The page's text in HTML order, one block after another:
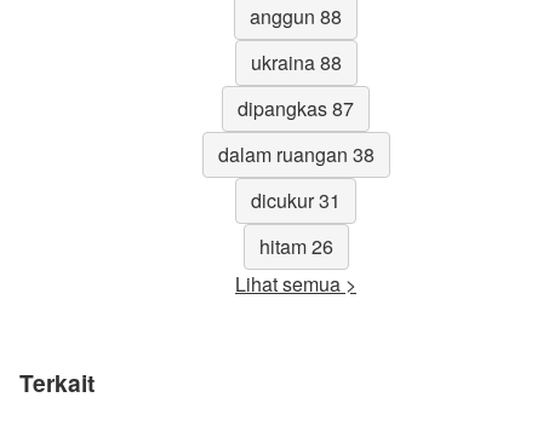
anggun 88
ukraina 88
dipangkas 87
dalam ruangan 38
dicukur 31
hitam 26
Lihat semua >
Terkait